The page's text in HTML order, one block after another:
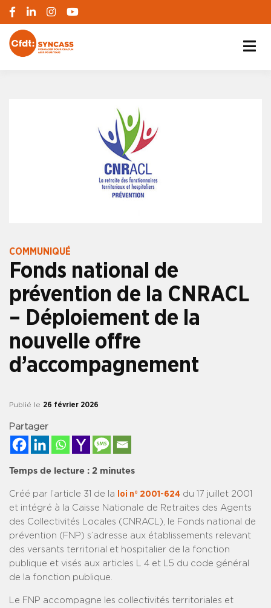
COMMUNIQUÉ
Fonds national de
prévention de la CNRACL
– Déploiement de la
nouvelle offre
d’accompagnement
Publié le 26 février 2026
Partager
Temps de lecture : 2 minutes
Créé par l’article 31 de la loi n° 2001-624 du 17 juillet 2001
et intégré à la Caisse Nationale de Retraites des Agents
des Collectivités Locales (CNRACL), le Fonds national de
prévention (FNP) s’adresse aux établissements relevant
des versants territorial et hospitalier de la fonction
publique et visés aux articles L 4 et L5 du code général
de la fonction publique.
Le FNP accompagne les collectivités territoriales et